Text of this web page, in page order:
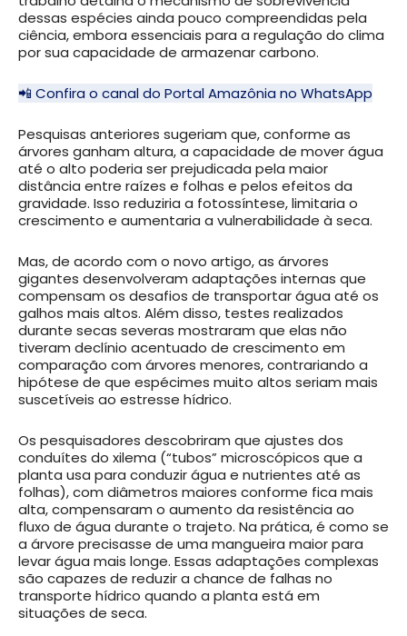
dessas espécies ainda pouco compreendidas pela
ciência, embora essenciais para a regulação do clima
por sua capacidade de armazenar carbono.
📲 Confira o canal do Portal Amazônia no WhatsApp
Pesquisas anteriores sugeriam que, conforme as
árvores ganham altura, a capacidade de mover água
até o alto poderia ser prejudicada pela maior
distância entre raízes e folhas e pelos efeitos da
gravidade. Isso reduziria a fotossíntese, limitaria o
crescimento e aumentaria a vulnerabilidade à seca.
Mas, de acordo com o novo artigo, as árvores
gigantes desenvolveram adaptações internas que
compensam os desafios de transportar água até os
galhos mais altos. Além disso, testes realizados
durante secas severas mostraram que elas não
tiveram declínio acentuado de crescimento em
comparação com árvores menores, contrariando a
hipótese de que espécimes muito altos seriam mais
suscetíveis ao estresse hídrico.
Os pesquisadores descobriram que ajustes dos
conduítes do xilema (“tubos” microscópicos que a
planta usa para conduzir água e nutrientes até as
folhas), com diâmetros maiores conforme fica mais
alta, compensaram o aumento da resistência ao
fluxo de água durante o trajeto. Na prática, é como se
a árvore precisasse de uma mangueira maior para
levar água mais longe. Essas adaptações complexas
são capazes de reduzir a chance de falhas no
transporte hídrico quando a planta está em
situações de seca.